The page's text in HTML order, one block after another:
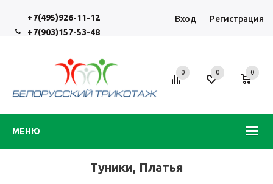
+7(495)926-11-12
+7(903)157-53-48
Вход Регистрация
МЕНЮ
0 0 0
Туники, Платья